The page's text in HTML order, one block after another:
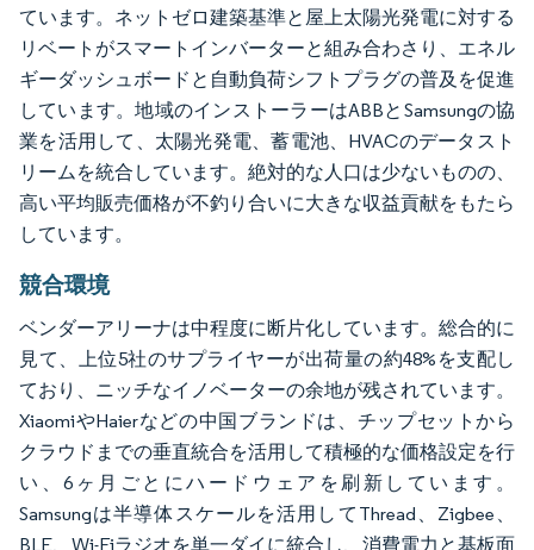
ています。ネットゼロ建築基準と屋上太陽光発電に対する
リベートがスマートインバーターと組み合わさり、エネル
ギーダッシュボードと自動負荷シフトプラグの普及を促進
しています。地域のインストーラーはABBとSamsungの協
業を活用して、太陽光発電、蓄電池、HVACのデータスト
リームを統合しています。絶対的な人口は少ないものの、
高い平均販売価格が不釣り合いに大きな収益貢献をもたら
しています。
競合環境
ベンダーアリーナは中程度に断片化しています。総合的に
見て、上位5社のサプライヤーが出荷量の約48%を支配し
ており、ニッチなイノベーターの余地が残されています。
XiaomiやHaierなどの中国ブランドは、チップセットから
クラウドまでの垂直統合を活用して積極的な価格設定を行
い、6ヶ月ごとにハードウェアを刷新しています。
Samsungは半導体スケールを活用してThread、Zigbee、
BLE、Wi-Fiラジオを単一ダイに統合し、消費電力と基板面